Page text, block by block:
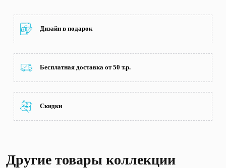
Дизайн в подарок
Бесплатная доставка от 50 т.р.
Скидки
Другие товары коллекции